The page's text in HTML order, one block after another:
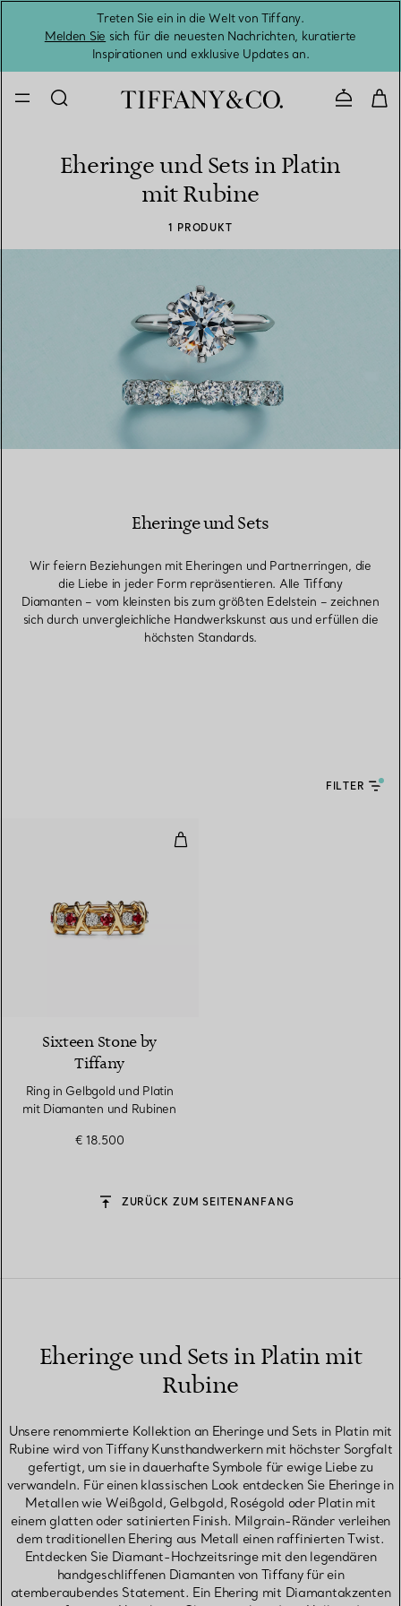
Treten Sie ein in die Welt von Tiffany.
Melden Sie sich für die neuesten Nachrichten, kuratierte
Inspirationen und exklusive Updates an.
Eheringe und Sets in Platin
mit Rubine
1 PRODUKT
Eheringe und Sets
Wir feiern Beziehungen mit Eheringen und Partnerringen, die
die Liebe in jeder Form repräsentieren. Alle Tiffany
Diamanten – vom kleinsten bis zum größten Edelstein – zeichnen
sich durch unvergleichliche Handwerkskunst aus und erfüllen die
höchsten Standards.
FILTER
Ring in Gelbgold und Platin mit
Sixteen Stone by
Tiffany
Ring in Gelbgold und Platin
mit Diamanten und Rubinen
€ 18.500
ZURÜCK ZUM SEITENANFANG
Eheringe und Sets in Platin mit
Rubine
Unsere renommierte Kollektion an Eheringe und Sets in Platin mit
Rubine wird von Tiffany Kunsthandwerkern mit höchster Sorgfalt
gefertigt, um sie in dauerhafte Symbole für ewige Liebe zu
verwandeln. Für einen klassischen Look entdecken Sie Eheringe in
Metallen wie Weißgold, Gelbgold, Roségold oder Platin mit
einem glatten oder satinierten Finish. Milgrain-Ränder verleihen
dem traditionellen Ehering aus Metall einen raffinierten Twist.
Entdecken Sie Diamant-Hochzeitsringe mit den legendären
handgeschliffenen Diamanten von Tiffany für ein
atemberaubendes Statement. Ein Ehering mit Diamantakzenten